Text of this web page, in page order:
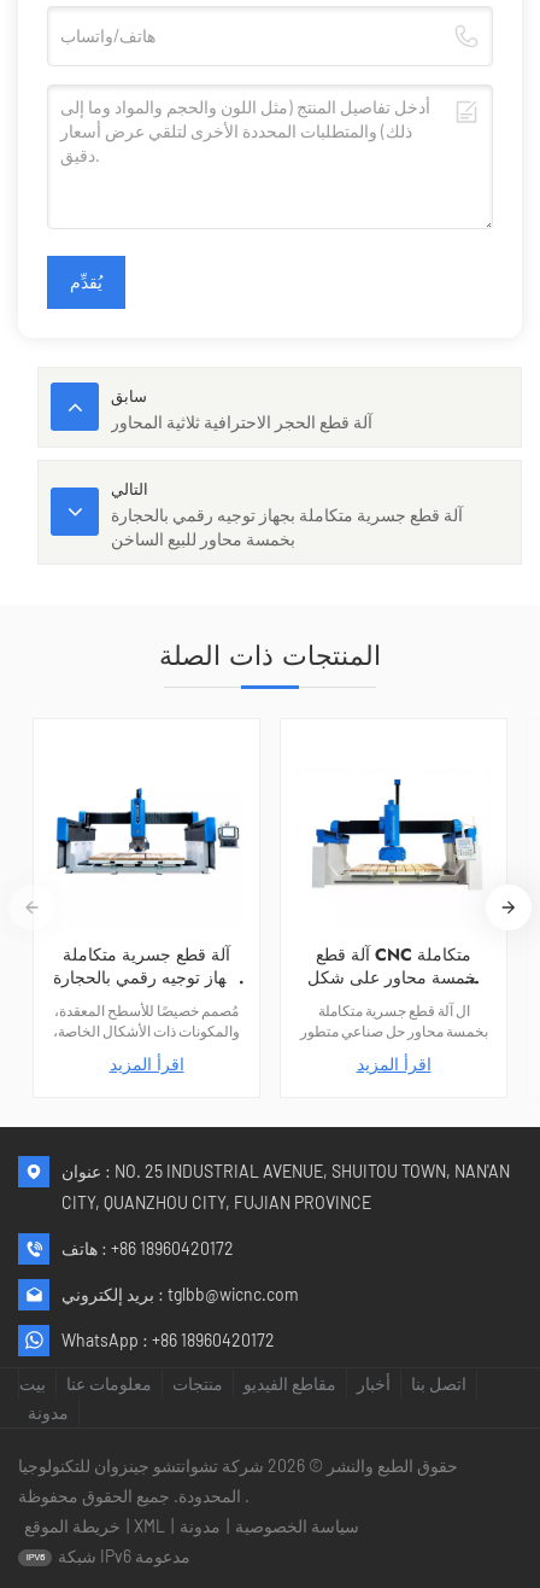
يُقدِّم
سابق
آلة قطع الحجر الاحترافية ثلاثية المحاور
التالي
آلة قطع جسرية متكاملة بجهاز توجيه رقمي بالحجارة
بخمسة محاور للبيع الساخن
المنتجات ذات الصلة
آلة قطع جسرية متكاملة
بجهاز توجيه رقمي بالحجارة
بخمسة محاور للبيع الساخن
مُصمم خصيصًا للأسطح المعقدة،
والمكونات ذات الأشكال الخاصة،
النظام إمكانية التصنيع في مكان
الإنتاجية وهامش الربح بشكل
اقرأ المزيد
آلة قطع CNC متكاملة
بخمسة محاور على شكل
ال آلة قطع جسرية متكاملة
بخمسة محاور حل صناعي متطور
مصمم لقطع دقيق للغاية لمواد
متنوعة. يجمع بين هيكل جسر متين
وسرعة وثباتًا فائقين للأشكال
النطاق. مزود بـ ضوابط CNC
الذكية ومكوناتها المتينة، مما
يجعلها خيارًا موثوقًا به للمصانع
اقرأ المزيد
عنوان : NO. 25 INDUSTRIAL AVENUE, SHUITOU TOWN, NAN'AN
CITY, QUANZHOU CITY, FUJIAN PROVINCE
هاتف : +86 18960420172
بريد إلكتروني : tglbb@wicnc.com
WhatsApp : +86 18960420172
بيت معلومات عنا منتجات مقاطع الفيديو أخبار
اتصل بنا
مدونة
حقوق الطبع والنشر © 2026 شركة تشوانتشو جينزوان للتكنولوجيا
المحدودة. جميع الحقوق محفوظة .
خريطة الموقع
XML مدونة
سياسة الخصوصية
شبكة IPv6 مدعومة